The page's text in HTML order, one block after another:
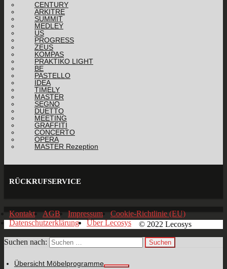
CENTURY
ARKITRE
SUMMIT
MEDLEY
US
PROGRESS
ZEUS
KOMPAS
PRAKTIKO LIGHT
BE
PASTELLO
IDEA
TIMELY
MASTER
SEGNO
DUETTO
MEETING
GRAFFITI
CONCERTO
OPERA
MASTER Rezeption
RÜCKRUFSERVICE
Kontakt AGB Impressum
Cookie-Richtlinie (EU)
Datenschutzerklärung
Über Lecosys © 2022 Lecosys
Suchen nach:
Übersicht Möbelprogramme